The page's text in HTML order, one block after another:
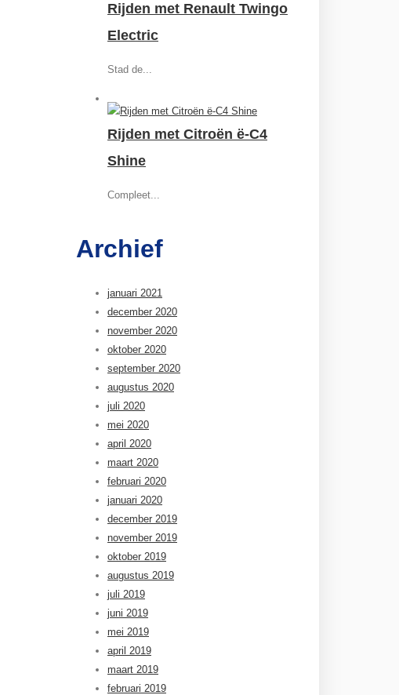
Rijden met Renault Twingo
Electric
Stad de...
Rijden met Citroën ë-C4
Shine
Compleet...
Archief
januari 2021
december 2020
november 2020
oktober 2020
september 2020
augustus 2020
juli 2020
mei 2020
april 2020
maart 2020
februari 2020
januari 2020
december 2019
november 2019
oktober 2019
augustus 2019
juli 2019
juni 2019
mei 2019
april 2019
maart 2019
februari 2019